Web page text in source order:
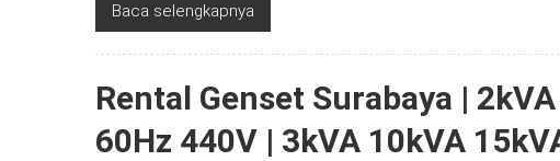
Baca selengkapnya
Rental Genset Surabaya |
60Hz 440V | 3kVA 10kVA